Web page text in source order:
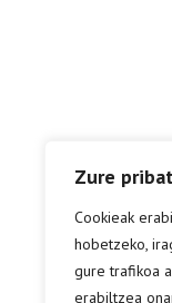
Zure
Cookieak
hobetzeko,
gure trafikoa
erabiltzea